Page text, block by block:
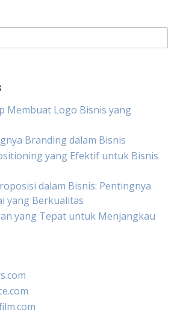
Membuat Logo Bisnis yang
Branding dalam Bisnis
yang Efektif untuk Bisnis
dalam Bisnis: Pentingnya
yang Berkualitas
yang Tepat untuk Menjangkau